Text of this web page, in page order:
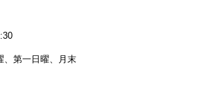
、第一日曜、月末